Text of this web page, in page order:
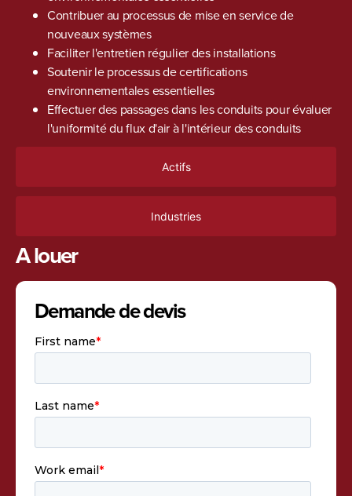
Actifs
Industries
Contribuer au processus de mise en service de
nouveaux systèmes
Faciliter l'entretien régulier des installations
Soutenir le processus de certifications
environnementales essentielles
Effectuer des passages dans les conduits pour évaluer
l'uniformité du flux d'air à l'intérieur des conduits
A louer
Demande de devis